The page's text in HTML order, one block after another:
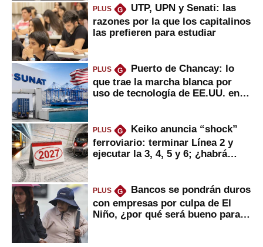
PLUS G
UTP, UPN y Senati: las
razones por la que los capitalinos
las prefieren para estudiar
PLUS G
Puerto de Chancay: lo
que trae la marcha blanca por
uso de tecnología de EE.UU. en
PLUS G
Keiko anuncia “shock”
ferroviario: terminar Línea 2 y
ejecutar la 3, 4, 5 y 6; ¿habrá
PLUS G
Bancos se pondrán duros
con empresas por culpa de El
Niño, ¿por qué será bueno para